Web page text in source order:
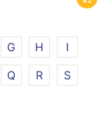
G H
I
Q R
S